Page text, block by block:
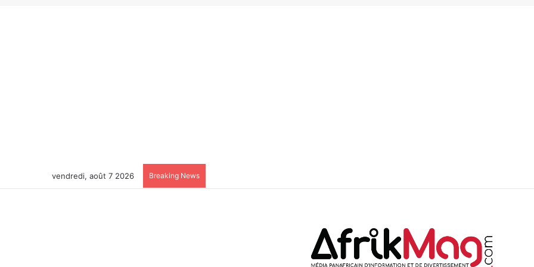
vendredi, août 7 2026 Breaking News